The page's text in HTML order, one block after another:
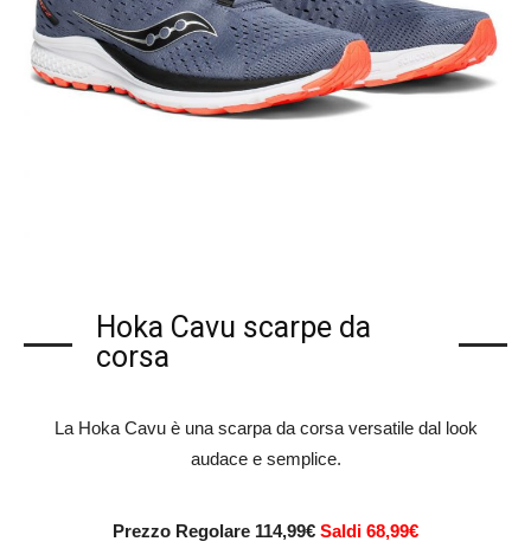
Hoka Cavu scarpe da
corsa
La Hoka Cavu è una scarpa da corsa versatile dal look
audace e semplice.
Prezzo Regolare 114,99€ Saldi 68,99€